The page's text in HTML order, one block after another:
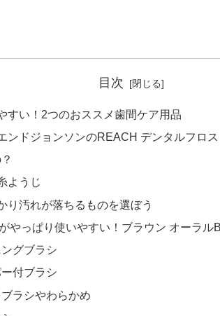
目次
すい！2つのおススメ歯間ケア用品
ンドジョンソンのREACH デンタルフロス
ようじ
り汚れが落ちるものを選ぼう
やっぱり使いやすい！ブラウン オーラル
グブラシ
付ブラシ
ラシやわらかめ